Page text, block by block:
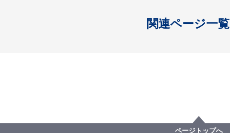
関連ページ一覧
開く
ページトップへ